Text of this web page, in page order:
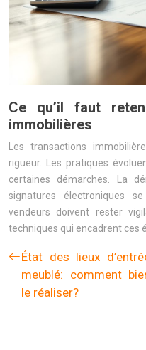
Ce qu’il faut
immobilières
Les transactions
rigueur. Les pratiques
certaines démarches. La
signatures électroniques
vendeurs doivent rester
techniques qui encadrent ces
État des lieux
meublé: comment
le réaliser?